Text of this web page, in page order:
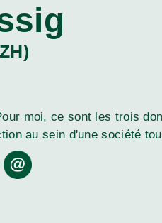
moi, ce sont les trois
au sein d'une société